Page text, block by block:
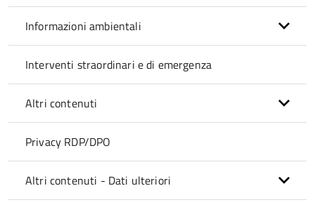
Informazioni ambientali
Interventi straordinari e di emergenza
Altri contenuti
Privacy RDP/DPO
Altri contenuti - Dati ulteriori